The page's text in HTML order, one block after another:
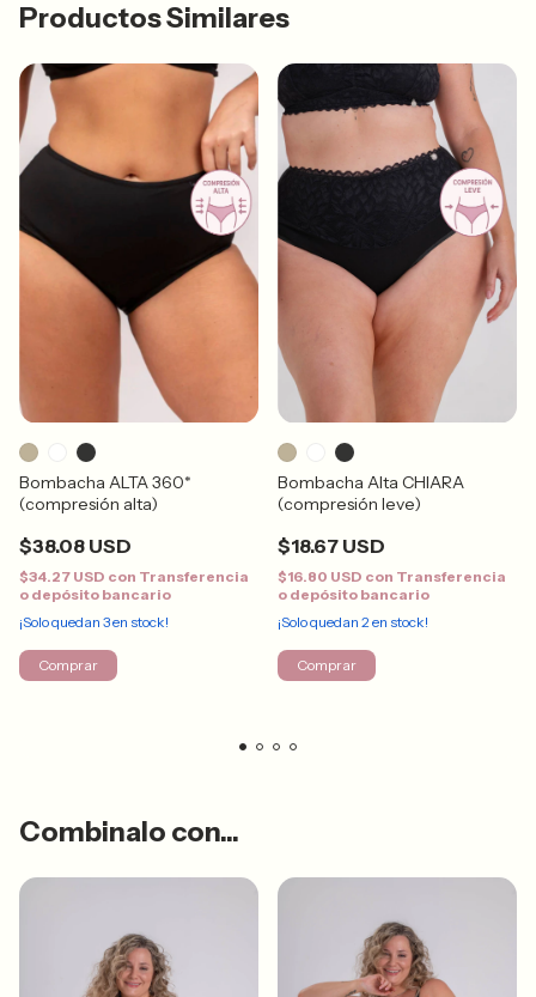
Productos Similares
Bombacha ALTA 360*
(compresión alta)
$38.08 USD
$34.27 USD con Transferencia
o depósito bancario
¡Solo quedan 3en stock!
Comprar
Bombacha Alta CHIARA
(compresión leve)
$18.67 USD
$16.80 USD con Transferencia
o depósito bancario
¡Solo quedan 2 en stock!
Comprar
Combinalo con...